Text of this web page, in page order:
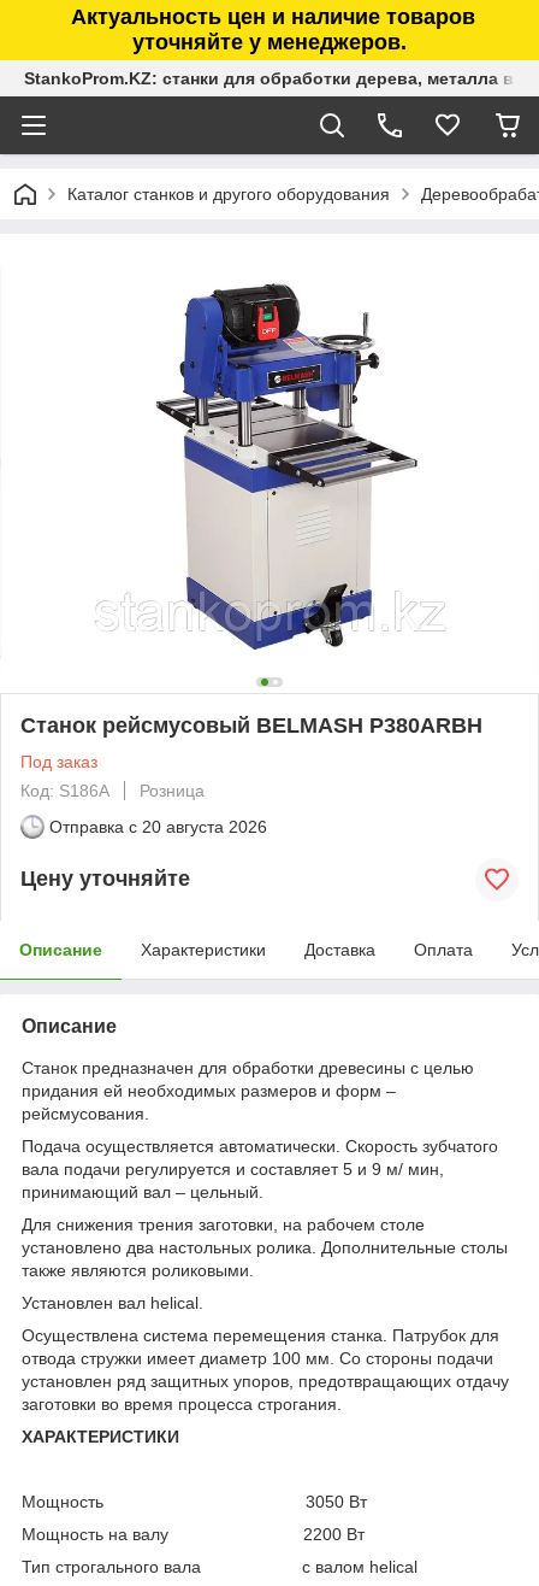
Актуальность цен и наличие товаров
уточняйте у менеджеров.
StankoProm.KZ: станки для обработки дерева, металла в
Каталог станков и другого оборудования
Станок рейсмусовый BELMASH P380ARBH
Под заказ
Код: S186A
Розница
Отправка с 20 августа 2026
Цену уточняйте
Описание Характеристики Доставка Оплата
Описание
Станок предназначен для обработки древесины с целью
придания ей необходимых размеров и форм –
рейсмусования.
Подача осуществляется автоматически. Скорость зубчатого
вала подачи регулируется и составляет 5 и 9 м/ мин,
принимающий вал – цельный.
Для снижения трения заготовки, на рабочем столе
установлено два настольных ролика. Дополнительные столы
также являются роликовыми.
Установлен вал helical.
Осуществлена система перемещения станка. Патрубок для
отвода стружки имеет диаметр 100 мм. Со стороны подачи
установлен ряд защитных упоров, предотвращающих отдачу
заготовки во время процесса строгания.
ХАРАКТЕРИСТИКИ
Мощность 3050 Вт
Мощность на валу 2200 Вт
Тип строгального вала с валом helical